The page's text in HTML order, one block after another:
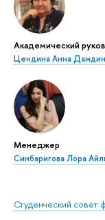
Академический
Цендина Анна
Менеджер
Синбаригова Лора
Студенческий совет